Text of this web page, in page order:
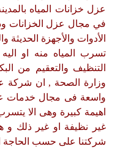
عزل خزانات المياه
في مجال عزل الخزانات
الأدوات والأجهزة
تسرب المياه منه او
التنظيف والتعقيم من
وزارة الصحة , ان شركة
واسعة فى مجال خدمات
اهيمة كبيرة وهى الا
غير نظيفة او غير ذلك و
شركتنا على حسب الحاجة